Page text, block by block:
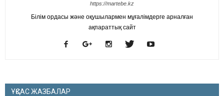
https://martebe.kz
Білім ордасы және оқушылармен мұғалімдерге арналған
ақпараттық сайт
ҰҚСАС ЖАЗБАЛАР